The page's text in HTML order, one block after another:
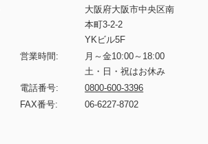
大阪府大阪市中央区南
本町3-2-2
YKビル5F
営業時間:
月～金10:00～18:00
土・日・祝はお休み
電話番号:
0800-600-3396
FAX番号:
06-6227-8702